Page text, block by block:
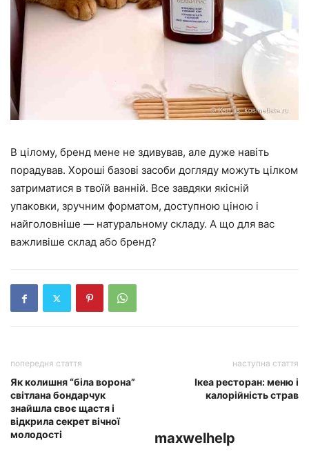
В цілому, бренд мене не здивував, але дуже навіть
порадував. Хороші базові засоби догляду можуть цілком
затриматися в твоїй ванній. Все завдяки якісній
упаковки, зручним форматом, доступною ціною і
найголовніше — натуральному складу. А що для вас
важливіше склад або бренд?
попередня стаття
Як колишня “біла ворона”
світлана бондарчук
знайшла своє щастя і
відкрила секрет вічної
молодості
наступна стаття
Ікеа ресторан: меню і
калорійність страв
maxwelhelp